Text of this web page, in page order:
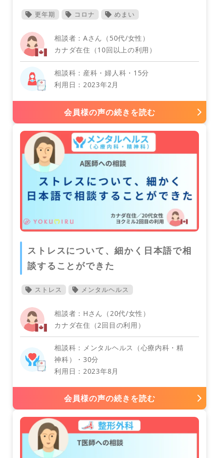
メンタルヘルス（心療内科・精神科）
韓国
更年期 コロナ めまい
相談者：Aさん（50代/女性）
カナダ在住（10回以上の利用）
相談科：産科・婦人科・15分
利用日：2023年2月
会員様の声の続きを読む
ストレスについて、細かく日本語で相
談することができた
ストレス メンタルヘルス
相談者：Hさん（20代/女性）
カナダ在住（2回目の利用）
相談科：メンタルヘルス（心療内科・精
神科）・30分
利用日：2023年8月
会員様の声の続きを読む